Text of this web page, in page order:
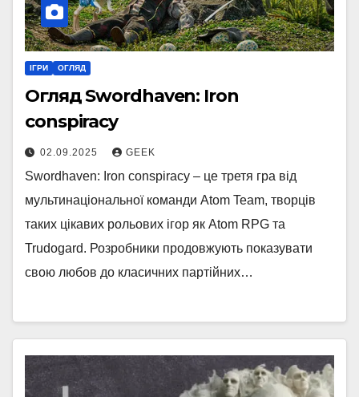
ІГРИ ОГЛЯД
Огляд Swordhaven: Iron
conspiracy
02.09.2025 GEEK
Swordhaven: Iron conspiracy – це третя гра від
мультинаціональної команди Atom Team, творців
таких цікавих рольових ігор як Atom RPG та
Trudogard. Розробники продовжують показувати
свою любов до класичних партійних…